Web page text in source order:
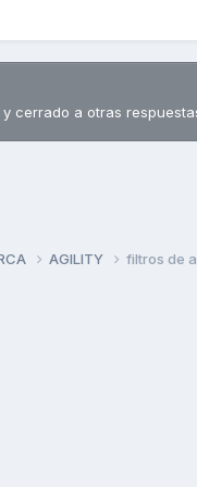
cerrado a otras
AGILITY filtros de